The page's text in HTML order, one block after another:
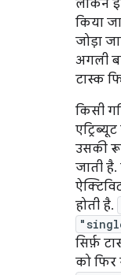
लेकिन
किया
जोड़ा
अगली
टास्क
किसी
उसकी
जाती
होती है.
सिर्फ़
को फिर